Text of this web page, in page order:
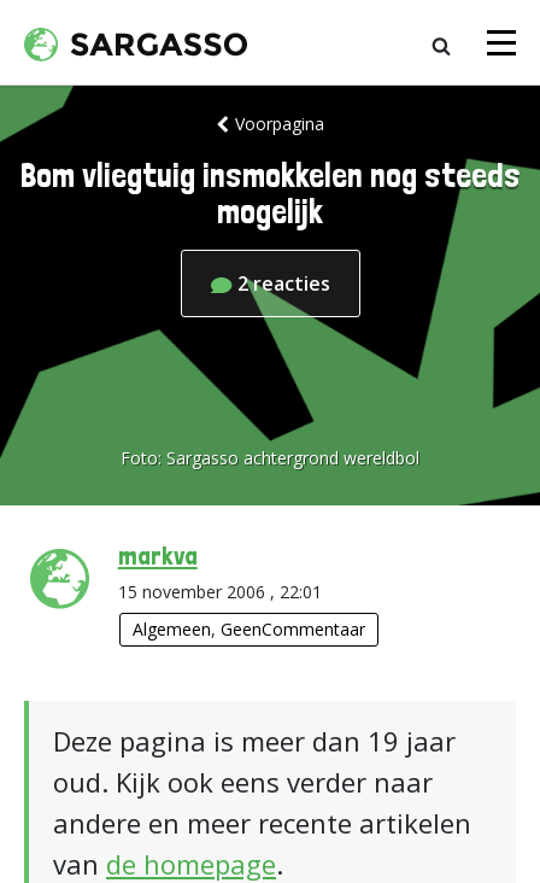
Voorpagina
Bom vliegtuig insmokkelen nog steeds
mogelijk
2reacties
Foto: Sargasso achtergrond wereldbol
markva
15 november 2006 , 22:01
Algemeen, GeenCommentaar
Deze pagina is meer dan 19 jaar
oud. Kijk ook eens verder naar
andere en meer recente artikelen
van de homepage.